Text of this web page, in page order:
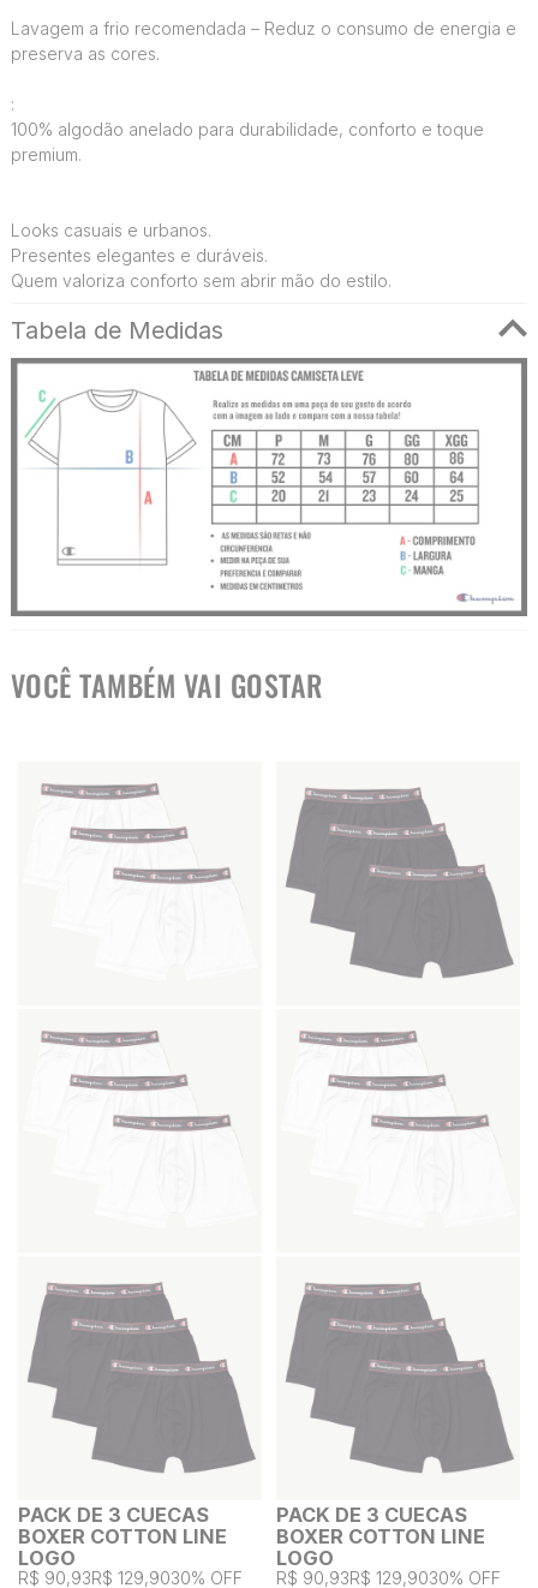
Lavagem a frio recomendada – Reduz o consumo de energia e
preserva as cores.
:
100% algodão anelado para durabilidade, conforto e toque
premium.
Looks casuais e urbanos.
Presentes elegantes e duráveis.
Quem valoriza conforto sem abrir mão do estilo.
Tabela de Medidas
VOCÊ TAMBÉM VAI GOSTAR
PACK DE 3 CUECAS
BOXER COTTON LINE
LOGO
R$ 90,93R$ 129,9030% OFF
PACK DE 3 CUECAS
BOXER COTTON LINE
LOGO
R$ 90,93R$ 129,9030% OFF